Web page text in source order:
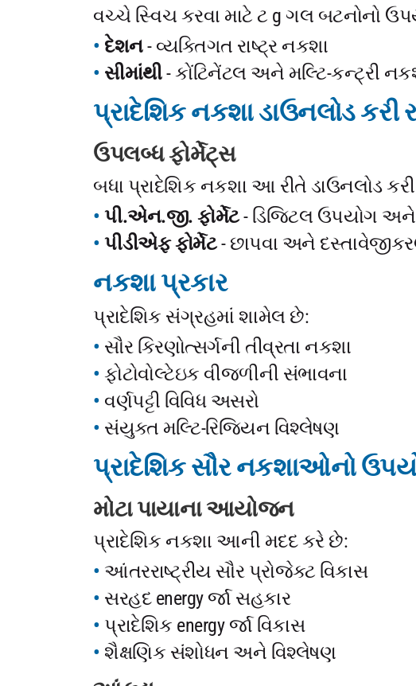
વચ્ચે સ્વિચ કરવા માટે ટ g ગલ બટનોનો
દેશન- વ્યક્તિગત રાષ્ટ્ર નકશા
સીમાંથી- કોંટિનેંટલ અને મલ્ટિ-કન્ટ્રી
પ્રાદેશિક નકશા ડાઉનલોડ કરી
ઉપલબ્ધ ફોર્મેટ્સ
બધા પ્રાદેશિક નકશા આ રીતે ડાઉનલોડ
પી.એન.જી. ફોર્મેટ- ડિજિટલ ઉપયોગ
પીડીએફ ફોર્મેટ- છાપવા અને
નકશા પ્રકાર
પ્રાદેશિક સંગ્રહમાં શામેલ છે:
સૌર કિરણોત્સર્ગની તીવ્રતા નકશા
ફોટોવોલ્ટેઇક વીજળીની સંભાવના
વર્ણપટ્ટી વિવિધ અસરો
સંયુક્ત મલ્ટિ-રિજિયન વિશ્લેષણ
પ્રાદેશિક સૌર નકશાઓનો
મોટા પાયાના આયોજન
પ્રાદેશિક નકશા આની મદદ કરે છે:
આંતરરાષ્ટ્રીય સૌર પ્રોજેક્ટ વિકાસ
સરહદ energy ર્જા સહકાર
પ્રાદેશિક energy ર્જા વિકાસ
શૈક્ષણિક સંશોધન અને વિશ્લેષણ